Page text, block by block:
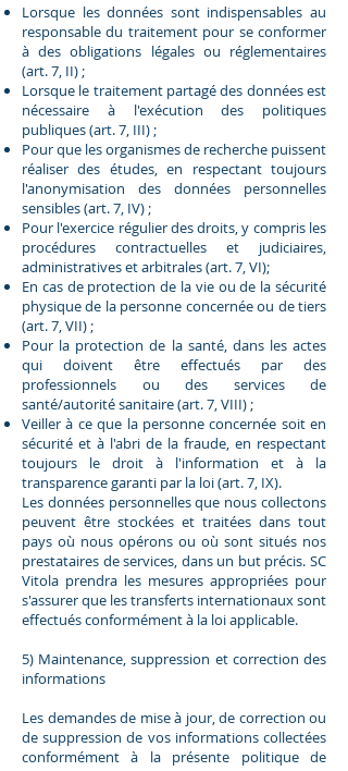
Lorsque les données sont indispensables au
responsable du traitement pour se conformer
à des obligations légales ou réglementaires
(art. 7, II) ;
Lorsque le traitement partagé des données est
nécessaire à l'exécution des politiques
publiques (art. 7, III) ;
Pour que les organismes de recherche puissent
réaliser des études, en respectant toujours
l'anonymisation des données personnelles
sensibles (art. 7, IV) ;
Pour l'exercice régulier des droits, y compris les
procédures contractuelles et judiciaires,
administratives et arbitrales (art. 7, VI);
En cas de protection de la vie ou de la sécurité
physique de la personne concernée ou de tiers
(art. 7, VII) ;
Pour la protection de la santé, dans les actes
qui doivent être effectués par des
professionnels ou des services de
santé/autorité sanitaire (art. 7, VIII) ;
Veiller à ce que la personne concernée soit en
sécurité et à l'abri de la fraude, en respectant
toujours le droit à l'information et à la
transparence garanti par la loi (art. 7, IX).
Les données personnelles que nous collectons
peuvent être stockées et traitées dans tout
pays où nous opérons ou où sont situés nos
prestataires de services, dans un but précis. SC
Vitola prendra les mesures appropriées pour
s'assurer que les transferts internationaux sont
effectués conformément à la loi applicable.
5) Maintenance, suppression et correction des
informations
Les demandes de mise à jour, de correction ou
de suppression de vos informations collectées
conformément à la présente politique de